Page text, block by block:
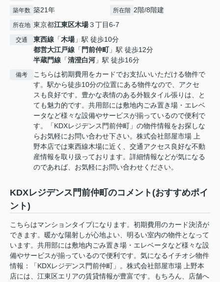
築年数 築21年 所在階 2階/8階建
所在地 東京都江東区木場３丁目6-7
交通 東西線 「木場」駅 徒歩10分
都営大江戸線 「 門前仲町」駅 徒歩12分
半蔵門線 「清澄白河 」駅 徒歩16分
備考
こちらは初期費用をカードでお支払いいただける物件で
す。駅から徒歩10分の位置にある物件なので、アクセ
スも良好です。豊かな表情のある外観タイル張りは、と
ても魅力的です。共用部には敷地内ごみ置き場・エレベ
ータなど様々な設備やサービスが揃っているので便利で
す。「KDXレジデンス門前仲町」の物件情報をお探しな
らお気軽にお問い合わせ下さい。株式会社部屋市場 上
野本店では東西線木場に近く、交通アクセス良好な不動
産情報を取り扱っております。詳細情報などが気になる
のであれば、お気軽にお問い合わせください。
KDXレジデンス門前仲町のコメント(おすすめポイ
ント)
こちらはマンションタイプになります。初期費用のカード決済が
できます。暖かな陽射しが心地よい、明るい室内の物件となって
います。共用部には敷地内ごみ置き場・エレベータなど様々な設
備やサービスが揃っているので便利です。気になるイチオシ物件
情報：「KDXレジデンス門前仲町」。株式会社部屋市場 上野本
店には、江東区エリアの賃貸情報が豊富です。もちろん、店舗へ